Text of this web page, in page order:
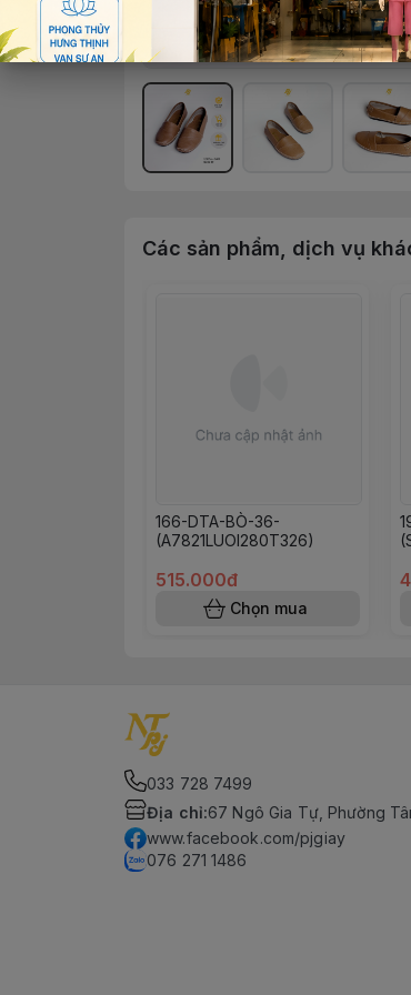
Các sản phẩm, dịch vụ
166-DTA-BÒ-36-
(A7821LUOI280T326)
515.000đ
Chọn mua
033 728 7499
Địa chỉ:67 Ngô Gia Tự, Phường
www.facebook.com/pjgiay
076 271 1486